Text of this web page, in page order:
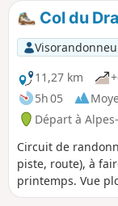
Col du
11,27 km
5h 05
Départ à
Circuit de
piste, route), à
printemps. Vue
retour et